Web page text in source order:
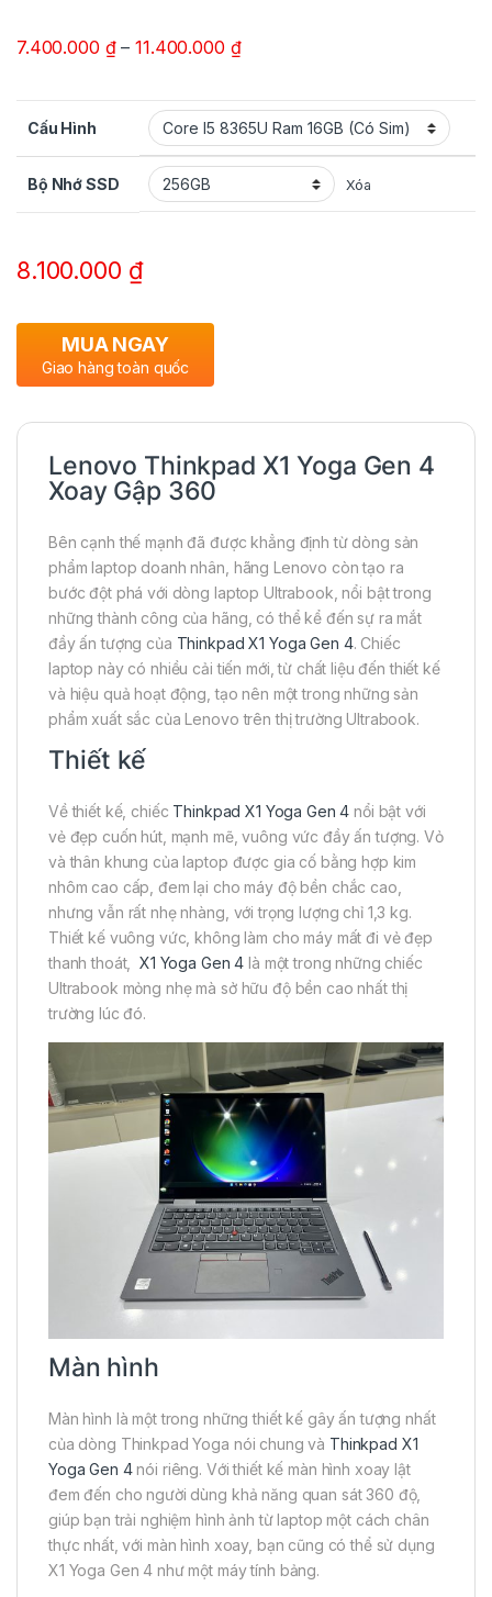
7.400.000 ₫–11.400.000 ₫
Cấu Hình
Bộ Nhớ SSD Xóa
8.100.000 ₫
MUA NGAY
Giao hàng toàn quốc
Lenovo Thinkpad X1 Yoga Gen 4
Xoay Gập 360
Bên cạnh thế mạnh đã được khẳng định từ dòng sản
phẩm laptop doanh nhân, hãng Lenovo còn tạo ra
bước đột phá với dòng laptop Ultrabook, nổi bật trong
những thành công của hãng, có thể kể đến sự ra mắt
đầy ấn tượng của Thinkpad X1 Yoga Gen 4. Chiếc
laptop này có nhiều cải tiến mới, từ chất liệu đến thiết kế
và hiệu quả hoạt động, tạo nên một trong những sản
phẩm xuất sắc của Lenovo trên thị trường Ultrabook.
Thiết kế
Về thiết kế, chiếc Thinkpad X1 Yoga Gen 4 nổi bật với
vẻ đẹp cuốn hút, mạnh mẽ, vuông vức đầy ấn tượng. Vỏ
và thân khung của laptop được gia cố bằng hợp kim
nhôm cao cấp, đem lại cho máy độ bền chắc cao,
nhưng vẫn rất nhẹ nhàng, với trọng lượng chỉ 1,3 kg.
Thiết kế vuông vức, không làm cho máy mất đi vẻ đẹp
thanh thoát,X1 Yoga Gen 4 là một trong những chiếc
Ultrabook mỏng nhẹ mà sở hữu độ bền cao nhất thị
trường lúc đó.
Màn hình
Màn hình là một trong những thiết kế gây ấn tượng nhất
của dòng Thinkpad Yoga nói chung và Thinkpad X1
Yoga Gen 4nói riêng. Với thiết kế màn hình xoay lật
đem đến cho người dùng khả năng quan sát 360 độ,
giúp bạn trải nghiệm hình ảnh từ laptop một cách chân
thực nhất, với màn hình xoay, bạn cũng có thể sử dụng
X1 Yoga Gen 4 như một máy tính bảng.